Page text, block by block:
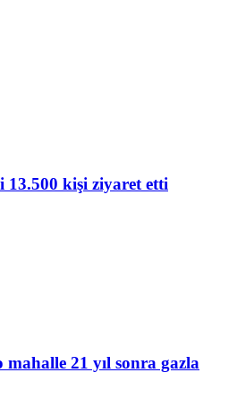
kişi ziyaret etti
21 yıl sonra gazla